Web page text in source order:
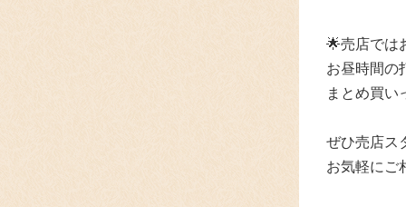
🌟売店では
お昼時間の
まとめ買
ぜひ売店ス
お気軽にご